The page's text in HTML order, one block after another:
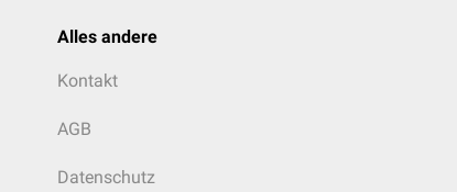
Alles andere
Kontakt
AGB
Datenschutz